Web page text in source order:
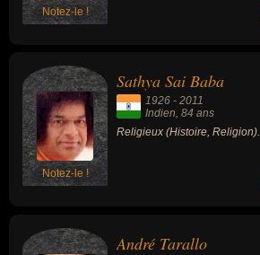
Notez-le !
Notez-le !
Sathya Sai Baba
1926 - 2011
Indien, 84 ans
Religieux (Histoire, Religion).
André Tarallo